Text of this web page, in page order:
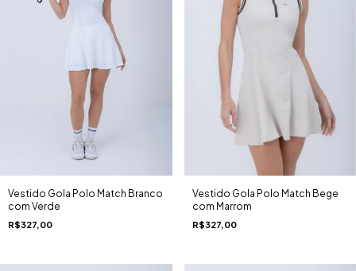
Vestido Gola Polo Match Branco
com Verde
R$327,00
Vestido Gola Polo Match Bege
com Marrom
R$327,00